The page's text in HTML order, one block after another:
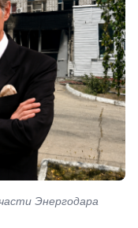
Энергодара